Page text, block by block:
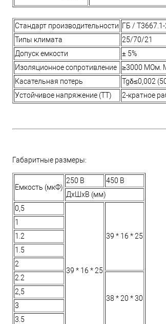
Стандарт производительности ГБ /
Типы климата
25/70/21
Допуск емкости
± 5%
Изоляционное сопротивление
≥3000 МОм.
Касательная потерь
Tgδ≤0,002
Устойчивое напряжение (TT)
2-кратное
Габаритные размеры:
Емкость (мкФ)
250 В
450 В
ДхШхВ (мм)
0,5
39 * 16 * 25
39 * 16 * 25
1
1.2
1.5
2
2.2
38 * 20 * 30
2,5
3
3.5